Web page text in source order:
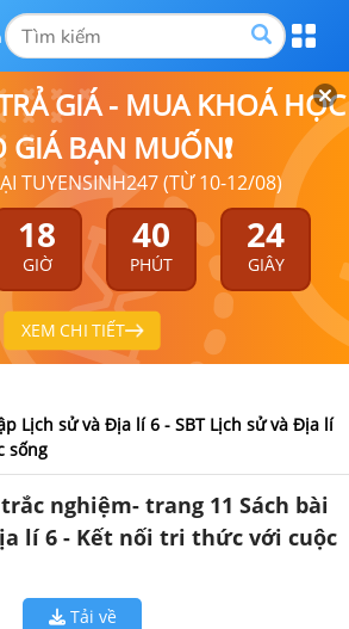
GIÁ - MUA KHOÁ HỌC
GIÁ BẠN MUỐN❗
TUYENSINH247 (TỪ 10-12/08)
18
GIỜ
40
PHÚT
24
GIÂY
XEM CHI TIẾT
Lịch sử và Địa lí 6 - SBT Lịch sử và Địa lí
sống
nghiệm- trang 11 Sách bài
lí 6 - Kết nối tri thức với cuộc
Tải về